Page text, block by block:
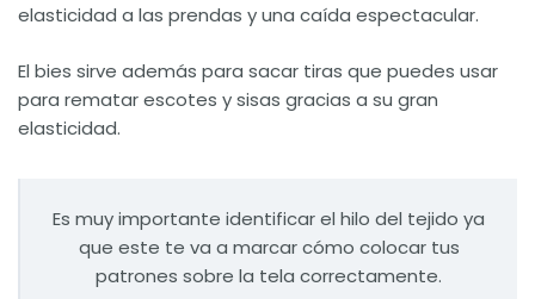
elasticidad a las prendas y una caída espectacular.
El bies sirve además para sacar tiras que puedes usar
para rematar escotes y sisas gracias a su gran
elasticidad.
Es muy importante identificar el hilo del tejido ya
que este te va a marcar cómo colocar tus
patrones sobre la tela correctamente.